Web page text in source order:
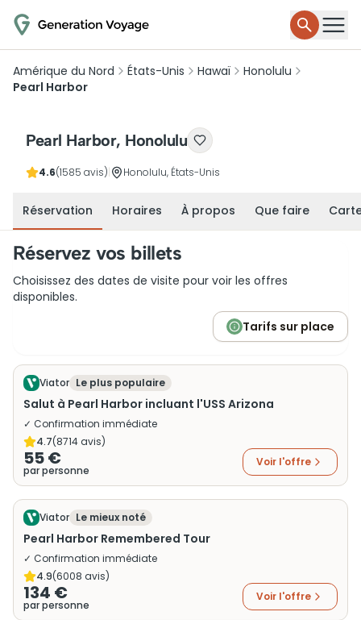
Amérique du Nord États-Unis Hawaï
Honolulu
Pearl Harbor
Pearl Harbor, Honolulu
4.6(1585 avis) Honolulu, États-Unis
Réservation Horaires À propos Que faire
Réservez vos billets
Choisissez des dates de visite pour voir les offres
disponibles.
Tarifs sur place
Viator Le plus populaire
Salut à Pearl Harbor incluant l'USS Arizona
✓ Confirmation immédiate
4.7(8714avis)
55 €
par personne
Voir l'offre
Viator Le mieux noté
Pearl Harbor Remembered Tour
✓ Confirmation immédiate
4.9(6008 avis)
134 €
par personne
Voir l'offre